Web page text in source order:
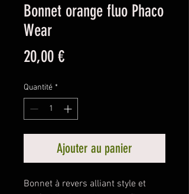
Bonnet orange fluo Phaco
Wear
20,00 €Prix
Quantité *
Ajouter au panier
Bonnet à revers alliant style et